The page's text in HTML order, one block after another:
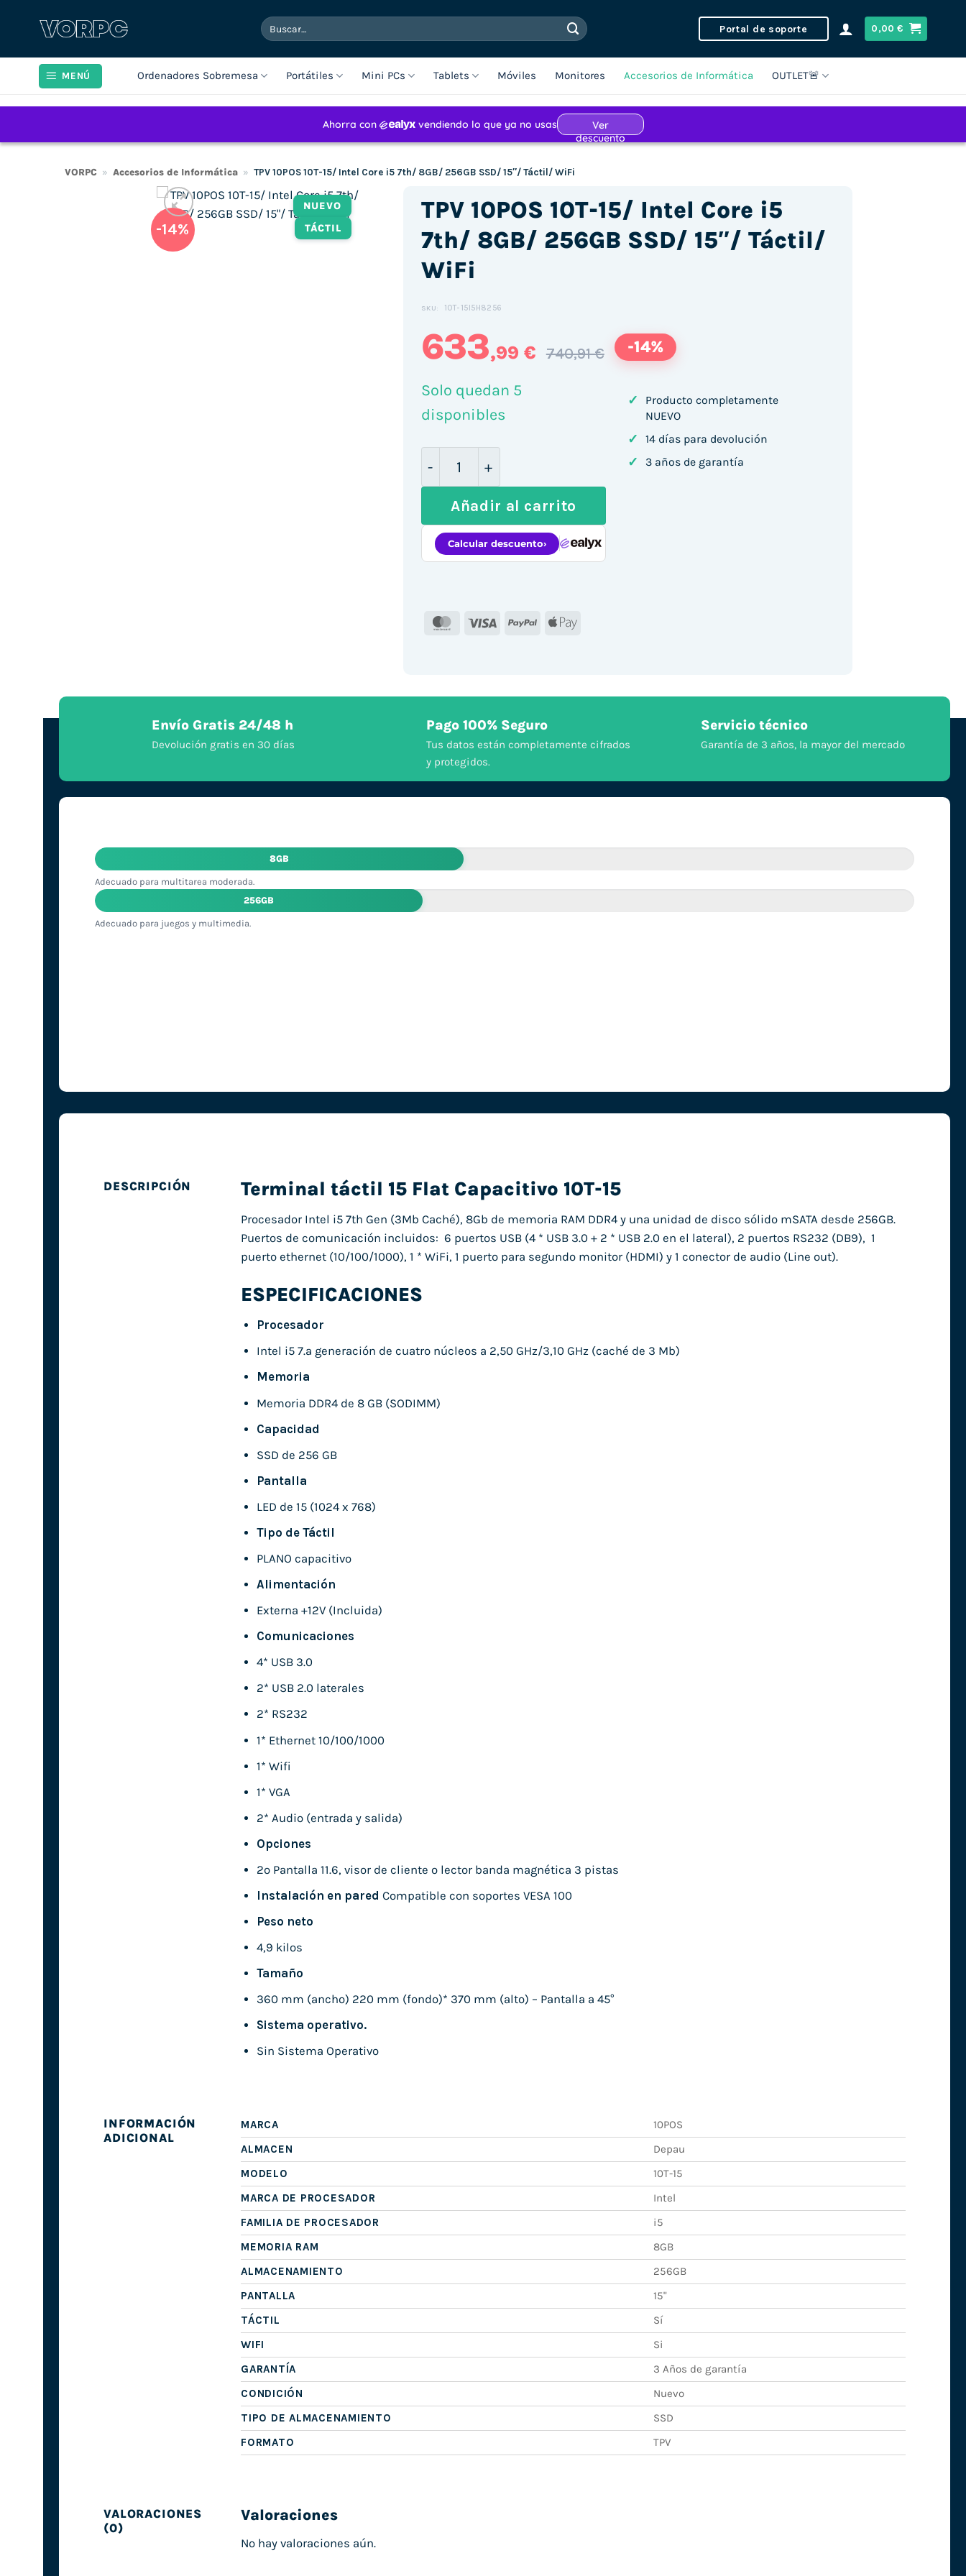
Buscar
por:
Portal de soporte 0,00€
MENÚ Ordenadores Sobremesa Portátiles Mini PCs Tablets Móviles Monitores Accesorios de Informática OUTLET🚨
VORPC » Accesorios de Informática » TPV 10POS 10T-15/ Intel Core i5 7th/ 8GB/ 256GB SSD/ 15″/ Táctil/ WiFi
NUEVO
TÁCTIL
-14%
TPV 10POS 10T-15/ Intel Core i5
7th/ 8GB/ 256GB SSD/ 15″/ Táctil/
WiFi
SKU: 10T-15I5H8256
633,99 € 740,91 € -14%
Solo quedan 5
disponibles
TPV 10POS 10T-15/ Intel Core i5 7th/ 8GB/ 256GB SSD/ 15"/ Táctil/ WiFi cantidad
Añadir al carrito
MasterCard
Visa PayPal Apple
✓
Producto completamente
NUEVO
✓ 14 días para devolución
✓ 3 años de garantía
Envío Gratis 24/48 h
Devolución gratis en 30 días
Pago 100% Seguro
Tus datos están completamente cifrados
y protegidos.
Servicio técnico
Garantía de 3 años, la mayor del mercado
8GB
Adecuado para multitarea moderada.
256GB
Adecuado para juegos y multimedia.
DESCRIPCIÓN Terminal táctil 15 Flat Capacitivo 10T-15
Procesador Intel i5 7th Gen (3Mb Caché), 8Gb de memoria RAM DDR4 y una unidad de disco sólido mSATA desde 256GB.
Puertos de comunicación incluidos: 6 puertos USB (4 * USB 3.0 + 2 * USB 2.0 en el lateral), 2 puertos RS232 (DB9), 1
puerto ethernet (10/100/1000), 1 * WiFi, 1 puerto para segundo monitor (HDMI) y 1 conector de audio (Line out).
ESPECIFICACIONES
Procesador
Intel i5 7.ª generación de cuatro núcleos a 2,50 GHz/3,10 GHz (caché de 3 Mb)
Memoria
Memoria DDR4 de 8 GB (SODIMM)
Capacidad
SSD de 256 GB
Pantalla
LED de 15 (1024 x 768)
Tipo de Táctil
PLANO capacitivo
Alimentación
Externa +12V (Incluida)
Comunicaciones
4* USB 3.0
2* USB 2.0 laterales
2* RS232
1* Ethernet 10/100/1000
1* Wifi
1* VGA
2* Audio (entrada y salida)
Opciones
2º Pantalla 11.6, visor de cliente o lector banda magnética 3 pistas
Instalación en pared Compatible con soportes VESA 100
Peso neto
4,9 kilos
Tamaño
360 mm (ancho) 220 mm (fondo)* 370 mm (alto) – Pantalla a 45°
Sistema operativo.
Sin Sistema Operativo
INFORMACIÓN
ADICIONAL
MARCA
10POS
ALMACEN
Depau
MODELO
10T-15
MARCA DE PROCESADOR
Intel
FAMILIA DE PROCESADOR
i5
MEMORIA RAM
8GB
ALMACENAMIENTO
256GB
PANTALLA
15"
TÁCTIL
Sí
WIFI
Si
GARANTÍA
3 Años de garantía
CONDICIÓN
Nuevo
TIPO DE ALMACENAMIENTO
SSD
FORMATO
TPV
VALORACIONES
(0)
Valoraciones
No hay valoraciones aún.